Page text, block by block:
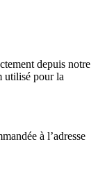
depuis notre
utilisé pour la
à l’adresse